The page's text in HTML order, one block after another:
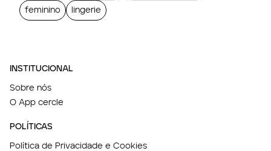
feminino lingerie
INSTITUCIONAL
Sobre nós
O App cercle
POLÍTICAS
Política de Privacidade e Cookies